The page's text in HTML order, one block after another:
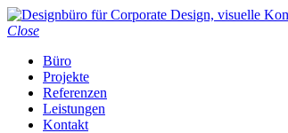
Close
Büro
Projekte
Referenzen
Leistungen
Kontakt